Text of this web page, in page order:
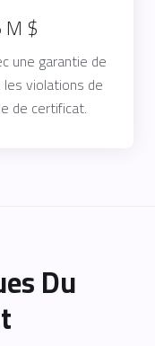
M $
une garantie de
violations de
de certificat.
Du